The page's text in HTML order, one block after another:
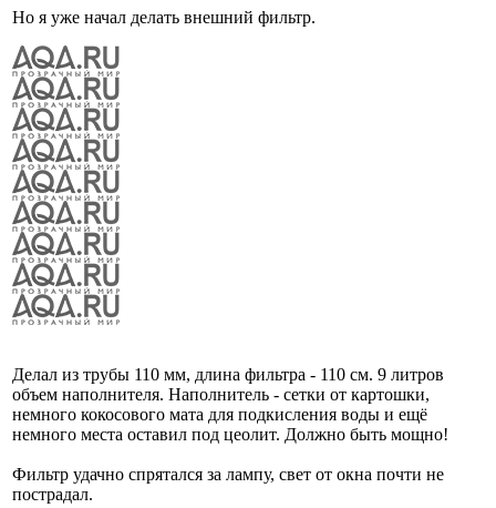
Но я уже начал делать внешний фильтр.
Делал из трубы 110 мм, длина фильтра - 110 см. 9 литров
объем наполнителя. Наполнитель - сетки от картошки,
немного кокосового мата для подкисления воды и ещё
немного места оставил под цеолит. Должно быть мощно!
Фильтр удачно спрятался за лампу, свет от окна почти не
пострадал.